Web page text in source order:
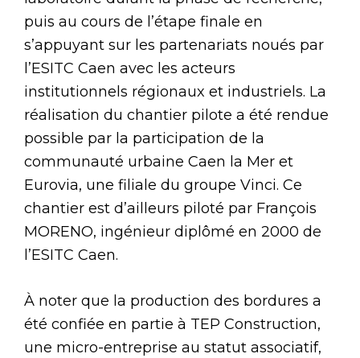
puis au cours de l’étape finale en
s’appuyant sur les partenariats noués par
l’ESITC Caen avec les acteurs
institutionnels régionaux et industriels. La
réalisation du chantier pilote a été rendue
possible par la participation de la
communauté urbaine Caen la Mer et
Eurovia, une filiale du groupe Vinci. Ce
chantier est d’ailleurs piloté par François
MORENO, ingénieur diplômé en 2000 de
l’ESITC Caen.
À noter que la production des bordures a
été confiée en partie à TEP Construction,
une micro-entreprise au statut associatif,